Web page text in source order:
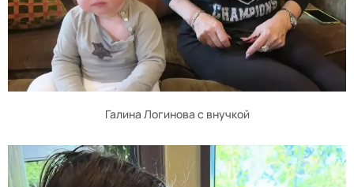
Галина Логинова с внучкой